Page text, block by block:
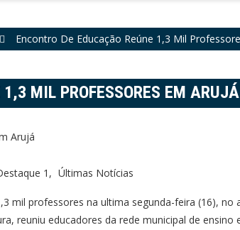
Encontro De Educação Reúne 1,3 Mil
1,3 MIL PROFESSORES EM ARUJÁ
1 Últimas Notícias
mil professores na ultima segunda-feira (16), no
reuniu educadores da rede municipal de ensino